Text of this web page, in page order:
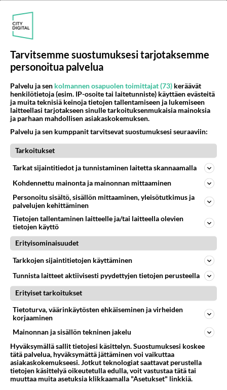
Oisko ketään coldplayn fanittajaa? Ja mitä tykkäätte
siitä?? mä itse kuuntelen coldplayta aivan älyttömästi!
24.03.2006 18:34 5 713
COLDPLAY Vastattu 20v
Coldplayn lippuja?
Olen kuullut ettei netistä kannata tilata Coldplayn
konserttiin lippuja.Tietäisikö joku mihin kannattaisi
soittaa, että ...
07.03.2006 12:56 10 1300 0
Chris Martin
Olen kuullut että Chris olisi naimisissa sen Gwyneth
Paltrow kanssa.Voisitteko kertoa miten heidän suhde
voi?Mitäs luule...
Tarvitsemme suostumuksesi tarjotaksemme
personoitua palvelua
Palvelu ja sen kolmannen osapuolen toimittajat (73) keräävät
henkilötietoja (esim. IP-osoite tai laitetunniste) käyttäen evästeitä
ja muita teknisiä keinoja tietojen tallentamiseen ja lukemiseen
laitteellasi tarjotakseen sinulle tarkoituksenmukaisia mainoksia
ja parhaan mahdollisen asiakaskokemuksen.
Palvelu ja sen kumppanit tarvitsevat suostumuksesi seuraaviin:
Tarkoitukset
Tarkat sijaintitiedot ja tunnistaminen laitetta skannaamalla
Kohdennettu mainonta ja mainonnan mittaaminen
Personoitu sisältö, sisällön mittaaminen, yleisötutkimus ja
palvelujen kehittäminen
Tietojen tallentaminen laitteelle ja/tai laitteella olevien
tietojen käyttö
Erityisominaisuudet
Tarkkojen sijaintitietojen käyttäminen
Tunnista laitteet aktiivisesti pyydettyjen tietojen perusteella
Erityiset tarkoitukset
Tietoturva, väärinkäytösten ehkäiseminen ja virheiden
korjaaminen
Mainonnan ja sisällön tekninen jakelu
Hyväksymällä sallit tietojesi käsittelyn. Suostumuksesi koskee
tätä palvelua, hyväksymättä jättäminen voi vaikuttaa
asiakaskokemukseesi. Jotkut teknologiat saattavat perustella
tietojen käsittelyä oikeutetulla edulla, voit vastustaa tätä tai
muuttaa muita asetuksia klikkaamalla "Asetukset" linkkiä.